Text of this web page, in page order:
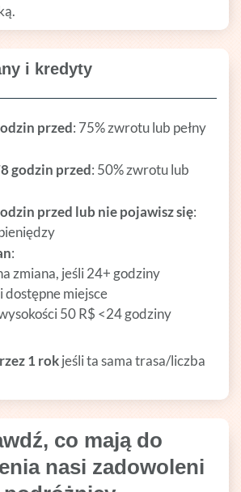
i kredyty
przed: 75% zwrotu lub pełny
godzin przed: 50% zwrotu lub
przed lub nie pojawisz się:
:
zmiana, jeśli 24+ godziny
dostępne miejsce
50 R$ <24 godziny
1 rokjeśli ta sama trasa/liczba
co mają do
nasi zadowoleni